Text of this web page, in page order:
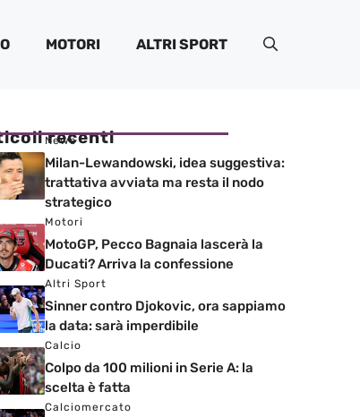
MOTORI ALTRI SPORT
recenti
News
Milan-Lewandowski, idea suggestiva:
trattativa avviata ma resta il nodo
strategico
Motori
MotoGP, Pecco Bagnaia lascerà la
Ducati? Arriva la confessione
Altri Sport
Sinner contro Djokovic, ora sappiamo
la data: sarà imperdibile
Calcio
Colpo da 100 milioni in Serie A: la
scelta è fatta
Calciomercato